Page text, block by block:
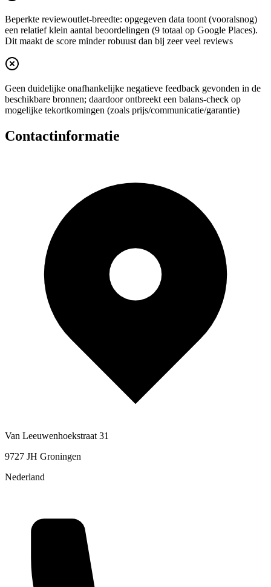
Beperkte reviewoutlet-breedte: opgegeven data toont (vooralsnog)
een relatief klein aantal beoordelingen (9 totaal op Google Places).
Dit maakt de score minder robuust dan bij zeer veel reviews
Geen duidelijke onafhankelijke negatieve feedback gevonden in de
beschikbare bronnen; daardoor ontbreekt een balans-check op
mogelijke tekortkomingen (zoals prijs/communicatie/garantie)
Contactinformatie
Van Leeuwenhoekstraat 31
9727 JH Groningen
Nederland